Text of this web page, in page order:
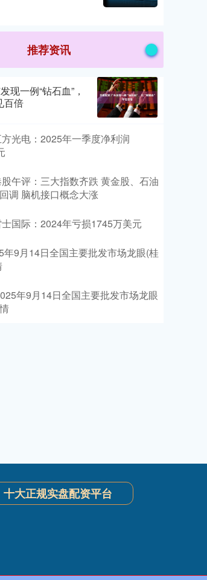
推荐资讯
现一例“钻石血”，
百倍
光电：2025年一季度净利润
午评：三大指数齐跌 黄金股、石油
调 脑机接口概念大涨
国际：2024年亏损1745万美元
年9月14日全国主要批发市场龙眼(桂
年9月14日全国主要批发市场龙眼
十大正规实盘配资平台